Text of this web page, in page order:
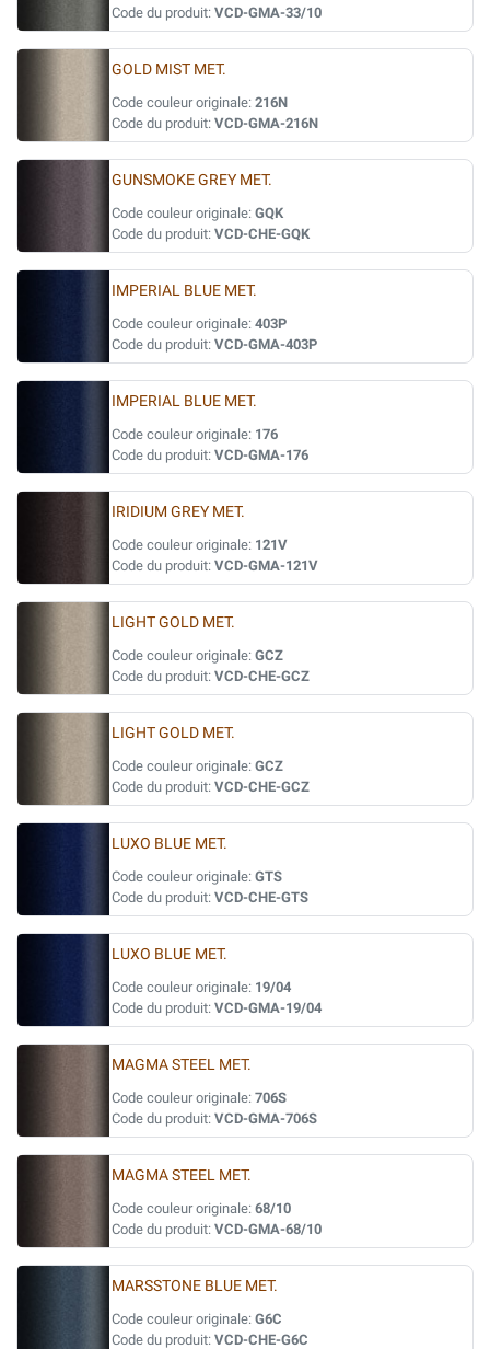
Code du produit: VCD-GMA-33/10
GOLD MIST MET.
Code couleur originale: 216N
Code du produit: VCD-GMA-216N
GUNSMOKE GREY MET.
Code couleur originale: GQK
Code du produit: VCD-CHE-GQK
IMPERIAL BLUE MET.
Code couleur originale: 403P
Code du produit: VCD-GMA-403P
IMPERIAL BLUE MET.
Code couleur originale: 176
Code du produit: VCD-GMA-176
IRIDIUM GREY MET.
Code couleur originale: 121V
Code du produit: VCD-GMA-121V
LIGHT GOLD MET.
Code couleur originale: GCZ
Code du produit: VCD-CHE-GCZ
LIGHT GOLD MET.
Code couleur originale: GCZ
Code du produit: VCD-CHE-GCZ
LUXO BLUE MET.
Code couleur originale: GTS
Code du produit: VCD-CHE-GTS
LUXO BLUE MET.
Code couleur originale: 19/04
Code du produit: VCD-GMA-19/04
MAGMA STEEL MET.
Code couleur originale: 706S
Code du produit: VCD-GMA-706S
MAGMA STEEL MET.
Code couleur originale: 68/10
Code du produit: VCD-GMA-68/10
MARSSTONE BLUE MET.
Code couleur originale: G6C
Code du produit: VCD-CHE-G6C